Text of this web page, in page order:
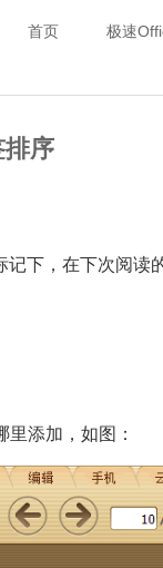
首页 极速
序
下，在下次阅读
添加，如图：